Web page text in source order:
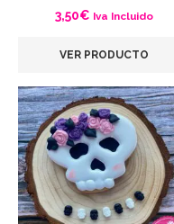
3,50€ Iva Incluido
VER PRODUCTO